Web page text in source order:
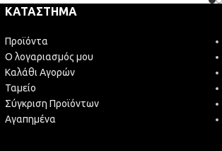
ΚΑΤΆΣΤΗΜΑ
Προϊόντα
Ο λογαριασμός μου
Καλάθι Αγορών
Ταμείο
Σύγκριση Προϊόντων
Αγαπημένα